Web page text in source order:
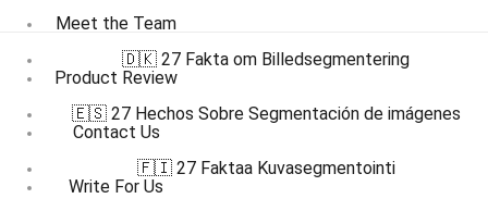
Meet the Team
Product Review
Contact Us
Write For Us
🇩🇰 27 Fakta om Billedsegmentering
🇪🇸 27 Hechos Sobre Segmentación de imágenes
🇫🇮 27 Faktaa Kuvasegmentointi